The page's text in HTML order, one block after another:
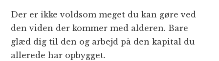
Der er ikke voldsom meget du kan gøre ved
den viden der kommer med alderen. Bare
glæd dig til den og arbejd på den kapital du
allerede har opbygget.